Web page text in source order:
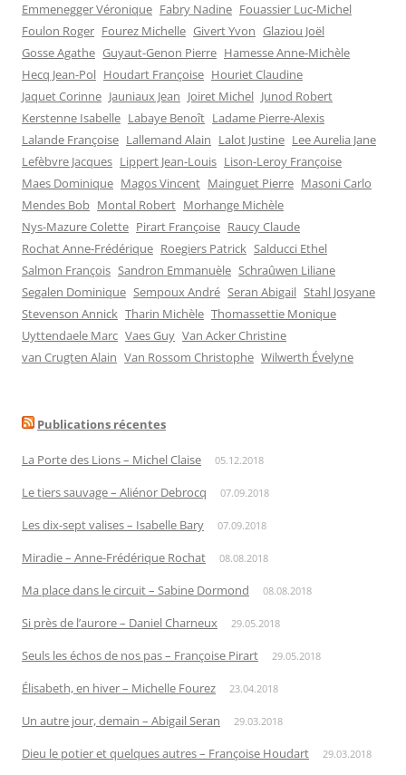
Emmenegger Véronique Fabry Nadine Fouassier Luc-Michel
Foulon Roger Fourez Michelle Givert Yvon Glaziou Joël
Gosse Agathe Guyaut-Genon Pierre Hamesse Anne-Michèle
Hecq Jean-Pol Houdart Françoise Houriet Claudine
Jaquet Corinne Jauniaux Jean Joiret Michel Junod Robert
Kerstenne Isabelle Labaye Benoît Ladame Pierre-Alexis
Lalande Françoise Lallemand Alain Lalot Justine Lee Aurelia Jane
Lefèbvre Jacques Lippert Jean-Louis Lison-Leroy Françoise
Maes Dominique Magos Vincent Mainguet Pierre Masoni Carlo
Mendes Bob Montal Robert Morhange Michèle
Nys-Mazure Colette Pirart Françoise Raucy Claude
Rochat Anne-Frédérique Roegiers Patrick Salducci Ethel
Salmon François Sandron Emmanuèle Schraûwen Liliane
Segalen Dominique Sempoux André Seran Abigail Stahl Josyane
Stevenson Annick Tharin Michèle Thomassettie Monique
Uyttendaele Marc Vaes Guy Van Acker Christine
van Crugten Alain Van Rossom Christophe Wilwerth Évelyne
Publications récentes
La Porte des Lions – Michel Claise 05.12.2018
Le tiers sauvage – Aliénor Debrocq 07.09.2018
Les dix-sept valises – Isabelle Bary 07.09.2018
Miradie – Anne-Frédérique Rochat 08.08.2018
Ma place dans le circuit – Sabine Dormond 08.08.2018
Si près de l’aurore – Daniel Charneux 29.05.2018
Seuls les échos de nos pas – Françoise Pirart 29.05.2018
Élisabeth, en hiver – Michelle Fourez 23.04.2018
Un autre jour, demain – Abigail Seran 29.03.2018
Dieu le potier et quelques autres – Françoise Houdart 29.03.2018